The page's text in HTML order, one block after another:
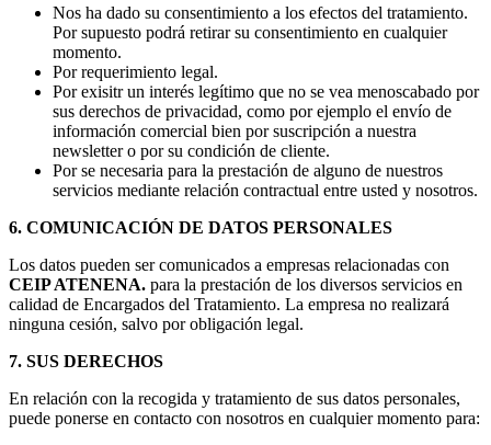
Nos ha dado su consentimiento a los efectos del tratamiento.
Por supuesto podrá retirar su consentimiento en cualquier
momento.
Por requerimiento legal.
Por exisitr un interés legítimo que no se vea menoscabado por
sus derechos de privacidad, como por ejemplo el envío de
información comercial bien por suscripción a nuestra
newsletter o por su condición de cliente.
Por se necesaria para la prestación de alguno de nuestros
servicios mediante relación contractual entre usted y nosotros.
6. COMUNICACIÓN DE DATOS PERSONALES
Los datos pueden ser comunicados a empresas relacionadas con
CEIP ATENENA. para la prestación de los diversos servicios en
calidad de Encargados del Tratamiento. La empresa no realizará
ninguna cesión, salvo por obligación legal.
7. SUS DERECHOS
En relación con la recogida y tratamiento de sus datos personales,
puede ponerse en contacto con nosotros en cualquier momento para: